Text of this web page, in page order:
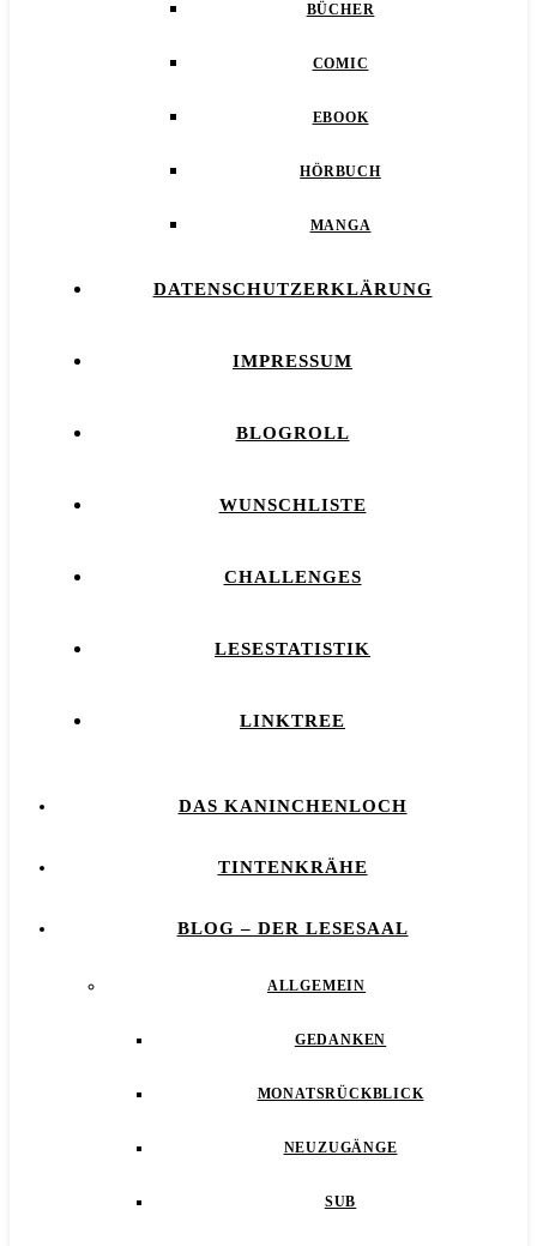
BÜCHER
COMIC
EBOOK
HÖRBUCH
MANGA
DATENSCHUTZERKLÄRUNG
IMPRESSUM
BLOGROLL
WUNSCHLISTE
CHALLENGES
LESESTATISTIK
LINKTREE
DAS KANINCHENLOCH
TINTENKRÄHE
BLOG – DER LESESAAL
ALLGEMEIN
GEDANKEN
MONATSRÜCKBLICK
NEUZUGÄNGE
SUB